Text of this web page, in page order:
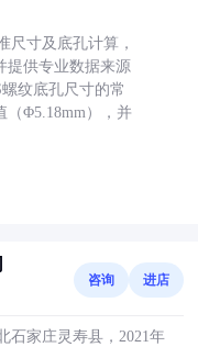
尺寸及底孔计算，
提供专业数据来源
螺纹底孔尺寸的常
（Φ5.18mm），并
咨询 进店
石家庄灵寿县，2021年